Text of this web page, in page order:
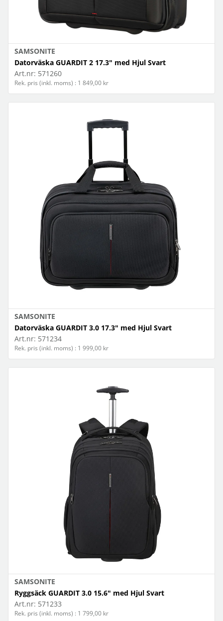
SAMSONITE
Datorväska GUARDIT 2 17.3" med Hjul Svart
Art.nr: 571260
Rek. pris (inkl. moms) : 1 849,00 kr
SAMSONITE
Datorväska GUARDIT 3.0 17.3" med Hjul Svart
Art.nr: 571234
Rek. pris (inkl. moms) : 1 999,00 kr
SAMSONITE
Ryggsäck GUARDIT 3.0 15.6" med Hjul Svart
Art.nr: 571233
Rek. pris (inkl. moms) : 1 799,00 kr